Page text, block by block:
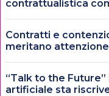
contrattualistica
Contratti e
meritano attenzione
“Talk to the Future”
artificiale sta